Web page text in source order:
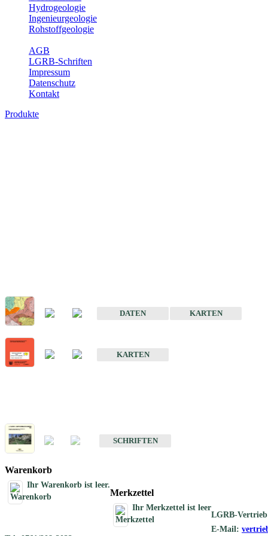
Hydrogeologie
Ingenieurgeologie
Rohstoffgeologie
AGB
LGRB-Schriften
Impressum
Datenschutz
Kontakt
Produkte
DATEN
KARTEN
KARTEN
SCHRIFTEN
Warenkorb
Ihr Warenkorb ist leer.
Merkzettel
Ihr Merkzettel ist leer
LGRB-Vertrieb
E-Mail: